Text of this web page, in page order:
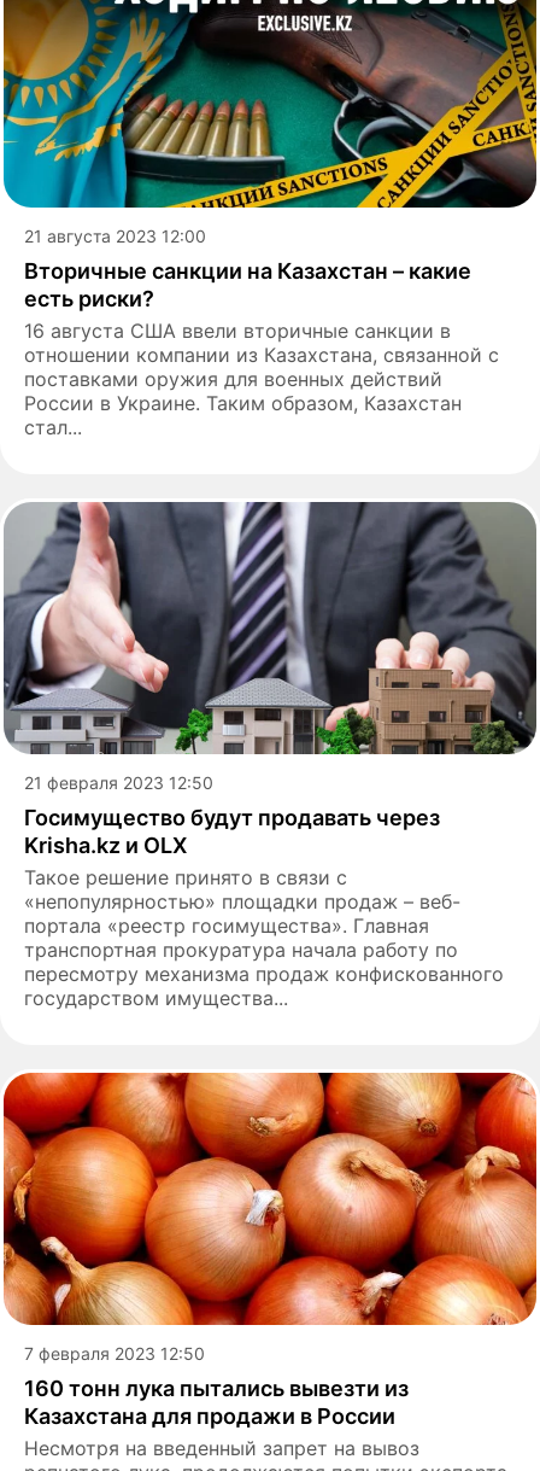
21 августа 2023 12:00
Вторичные санкции на Казахстан – какие
есть риски?
16 августа США ввели вторичные санкции в
отношении компании из Казахстана, связанной с
поставками оружия для военных действий
России в Украине. Таким образом, Казахстан
стал...
21 февраля 2023 12:50
Госимущество будут продавать через
Krisha.kz и OLX
Такое решение принято в связи с
«непопулярностью» площадки продаж – веб-
портала «реестр госимущества». Главная
транспортная прокуратура начала работу по
пересмотру механизма продаж конфискованного
государством имущества...
7 февраля 2023 12:50
160 тонн лука пытались вывезти из
Казахстана для продажи в России
Несмотря на введенный запрет на вывоз